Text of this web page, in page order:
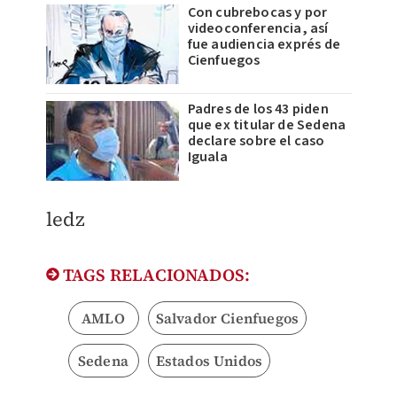
Con cubrebocas y por
videoconferencia, así
fue audiencia exprés de
Cienfuegos
Padres de los 43 piden
que ex titular de Sedena
declare sobre el caso
Iguala
ledz
TAGS RELACIONADOS:
AMLO Salvador Cienfuegos
Sedena Estados Unidos